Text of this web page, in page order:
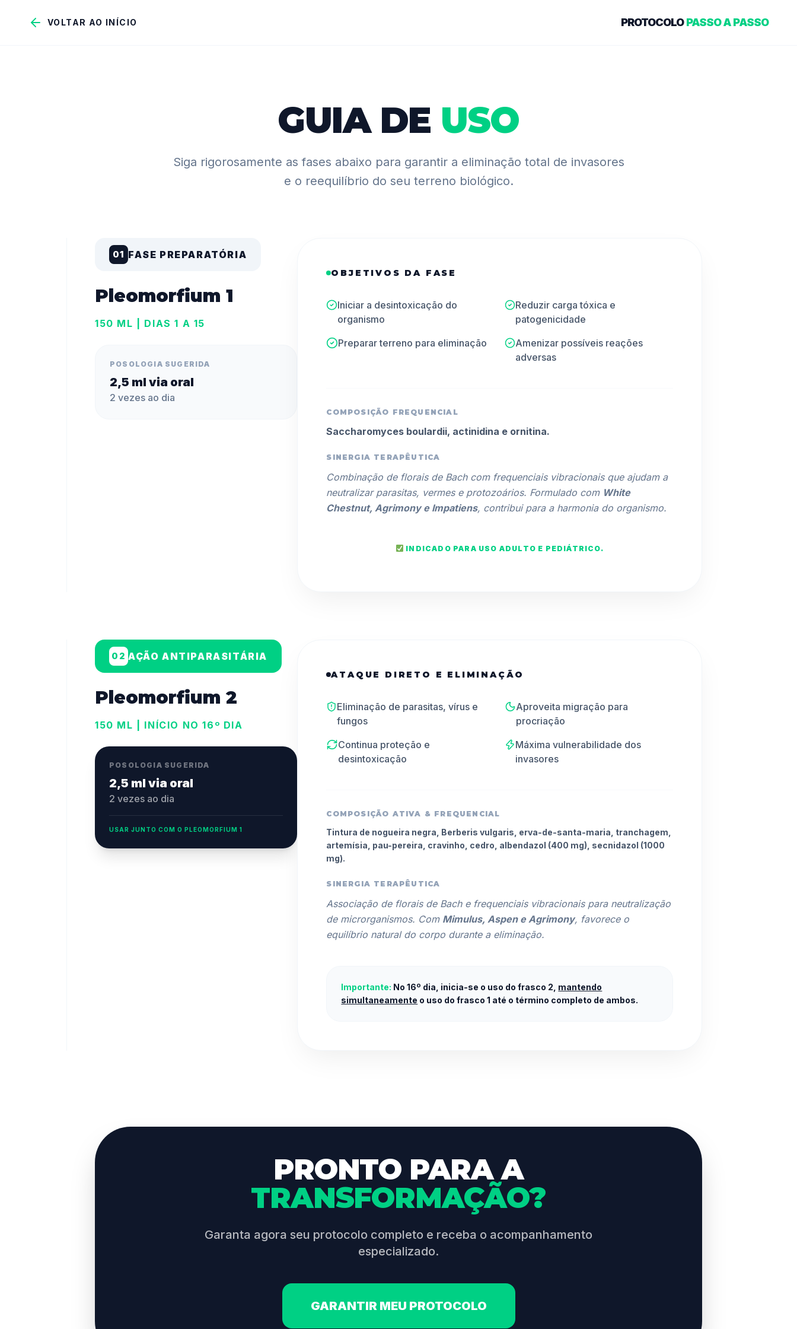
VOLTAR AO INÍCIO PROTOCOLOPASSO A PASSO
GUIA DE USO
Siga rigorosamente as fases abaixo para garantir a eliminação total de invasores
e o reequilíbrio do seu terreno biológico.
01 FASE PREPARATÓRIA
Pleomorfium 1
150 ML | DIAS 1 A 15
POSOLOGIA SUGERIDA
2,5 ml via oral
2 vezes ao dia
OBJETIVOS DA FASE
Iniciar a desintoxicação do
organismo
Reduzir carga tóxica e
patogenicidade
Preparar terreno para eliminação
Amenizar possíveis reações
adversas
COMPOSIÇÃO FREQUENCIAL
Saccharomyces boulardii, actinidina e ornitina.
SINERGIA TERAPÊUTICA
Combinação de florais de Bach com frequenciais vibracionais que ajudam a
neutralizar parasitas, vermes e protozoários. Formulado com White
Chestnut, Agrimony e Impatiens, contribui para a harmonia do organismo.
INDICADO PARA USO ADULTO E PEDIÁTRICO.
02 AÇÃO ANTIPARASITÁRIA
Pleomorfium 2
150 ML | INÍCIO NO 16º DIA
POSOLOGIA SUGERIDA
2,5 ml via oral
2 vezes ao dia
USAR JUNTO COM O PLEOMORFIUM 1
ATAQUE DIRETO E ELIMINAÇÃO
Eliminação de parasitas, vírus e
fungos
Aproveita migração para
procriação
Continua proteção e
desintoxicação
Máxima vulnerabilidade dos
invasores
COMPOSIÇÃO ATIVA & FREQUENCIAL
Tintura de nogueira negra, Berberis vulgaris, erva-de-santa-maria, tranchagem,
artemísia, pau-pereira, cravinho, cedro, albendazol (400 mg), secnidazol (1000
mg).
SINERGIA TERAPÊUTICA
Associação de florais de Bach e frequenciais vibracionais para neutralização
de microrganismos. Com Mimulus, Aspen e Agrimony, favorece o
equilíbrio natural do corpo durante a eliminação.
Importante: No 16º dia, inicia-se o uso do frasco 2, mantendo
simultaneamente o uso do frasco 1 até o término completo de ambos.
PRONTO PARA A
TRANSFORMAÇÃO?
Garanta agora seu protocolo completo e receba o acompanhamento
especializado.
GARANTIR MEU PROTOCOLO